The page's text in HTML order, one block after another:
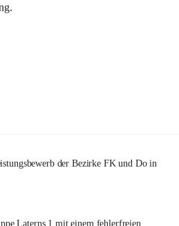
der Bezirke FK und Do in
Laterns 1 mit einem fehlerfreien